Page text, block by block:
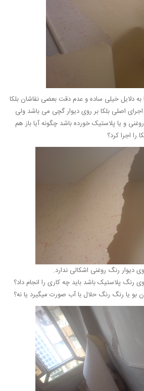
دلایل خیلی ساده و عدم دقت بعضی نقاشان بلکا
اصلی بلکا بر روی دیوار گچی می باشد ولی
و یا پلاستیک خورده باشد چگونه آیا باز هم
را اجرا کرد؟
دیوار رنگ روغنی اشکالی ندارد.
رنگ پلاستیک باشد باید چه کاری را انجام داد؟
بو یا رنگ رنگ حلال با آب صورت میگیرد یا نه؟